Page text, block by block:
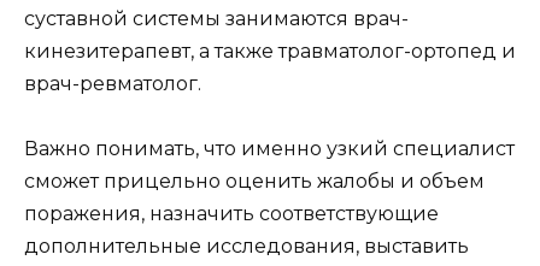
суставной системы занимаются врач-
кинезитерапевт, а также травматолог-ортопед и
врач-ревматолог.
Важно понимать, что именно узкий специалист
сможет прицельно оценить жалобы и объем
поражения, назначить соответствующие
дополнительные исследования, выставить